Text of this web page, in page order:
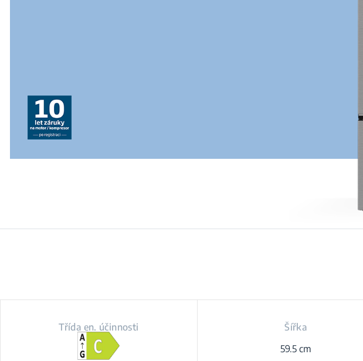
Třída en. účinnosti
Šířka
59.5 cm